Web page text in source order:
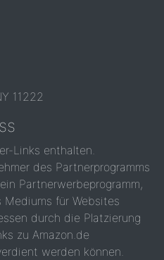
11222
Links enthalten.
des Partnerprogramms
Partnerwerbeprogramm,
für Websites
durch die Platzierung
zu Amazon.de
werden können.